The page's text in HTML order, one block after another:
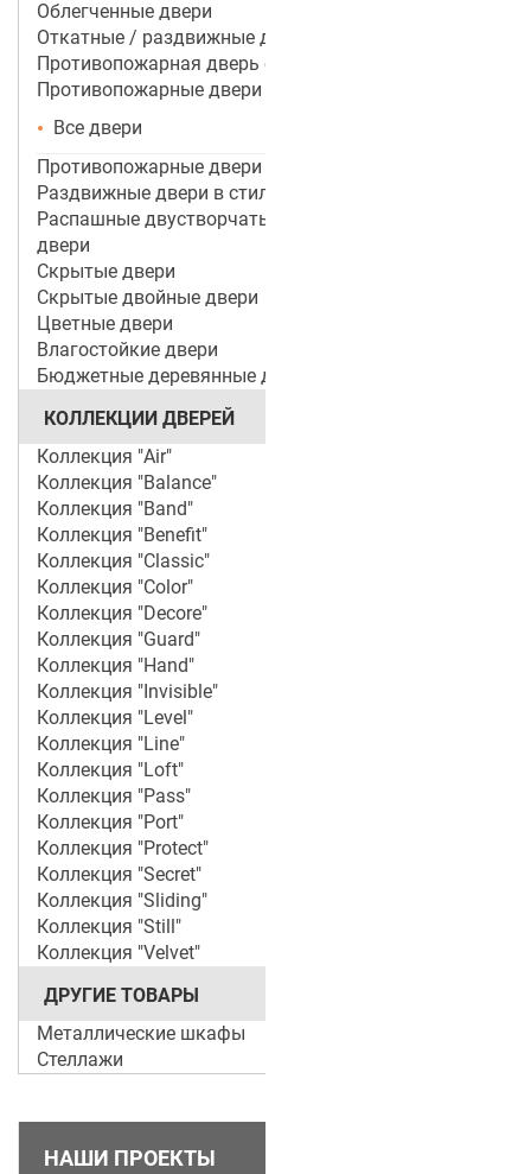
Облегченные двери
Откатные / раздвижные двери
Противопожарная дверь со стеклом
Противопожарные двери
Все двери
Противопожарные двери ei 60
Раздвижные двери в стиле лофт
Распашные двустворчатые межкомнатные
двери
Скрытые двери
Скрытые двойные двери
Цветные двери
Влагостойкие двери
Бюджетные деревянные двери
КОЛЛЕКЦИИ ДВЕРЕЙ
Коллекция "Air"
Коллекция "Balance"
Коллекция "Band"
Коллекция "Benefit"
Коллекция "Classic"
Коллекция "Color"
Коллекция "Decore"
Коллекция "Guard"
Коллекция "Hand"
Коллекция "Invisible"
Коллекция "Level"
Коллекция "Line"
Коллекция "Loft"
Коллекция "Pass"
Коллекция "Port"
Коллекция "Protect"
Коллекция "Secret"
Коллекция "Sliding"
Коллекция "Still"
Коллекция "Velvet"
ДРУГИЕ ТОВАРЫ
Металлические шкафы
Стеллажи
НАШИ ПРОЕКТЫ